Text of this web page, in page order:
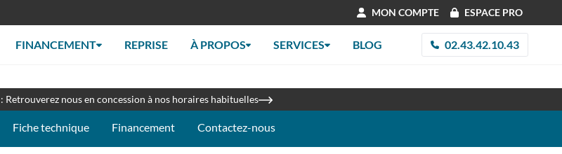
MON COMPTE ESPACE PRO
FINANCEMENT REPRISE À PROPOS SERVICES BLOG 02.43.42.10.43
: Retrouverez nous en concession à nos horaires habituelles
Fiche technique Financement Contactez-nous